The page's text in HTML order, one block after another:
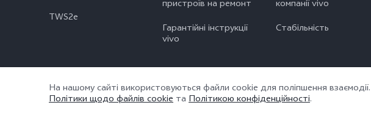
TWS2e
пристроїв на ремонт
Гарантійні інструкції
vivo
компанії vivo
Стабільність
© vivo Mobile Communication Co., Ltd., 2026 Усі права захищено. | Політика
На нашому сайті використовуються файли cookie для поліпшення
Політики щодо файлів cookie та Політикою конфіденційності.